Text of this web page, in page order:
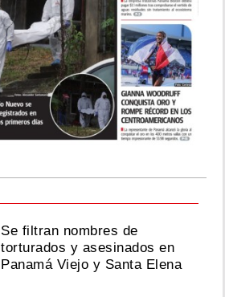
Se filtran nombres de
torturados y asesinados en
Panamá Viejo y Santa Elena